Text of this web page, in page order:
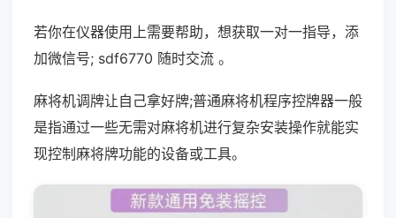
若你在仪器使用上需要帮助，想获取一对一指导，添
加微信号; sdf6770 随时交流 。
麻将机调牌让自己拿好牌;普通麻将机程序控牌器一般
是指通过一些无需对麻将机进行复杂安装操作就能实
现控制麻将牌功能的设备或工具。